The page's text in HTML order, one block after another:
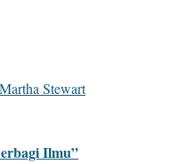
Martha Stewart
Ilmu”